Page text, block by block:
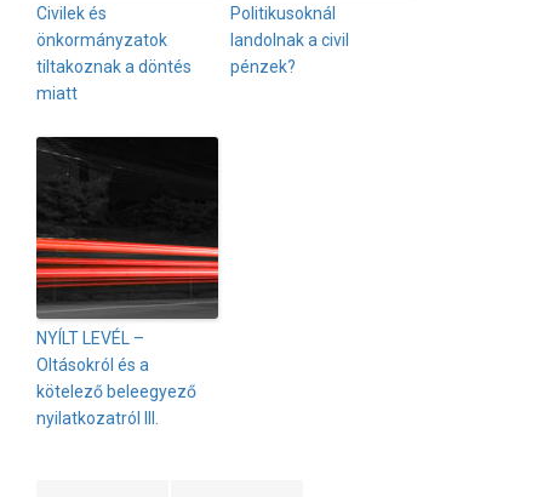
Civilek és
önkormányzatok
tiltakoznak a döntés
miatt
Politikusoknál
landolnak a civil
pénzek?
NYÍLT LEVÉL –
Oltásokról és a
kötelező beleegyező
nyilatkozatról III.